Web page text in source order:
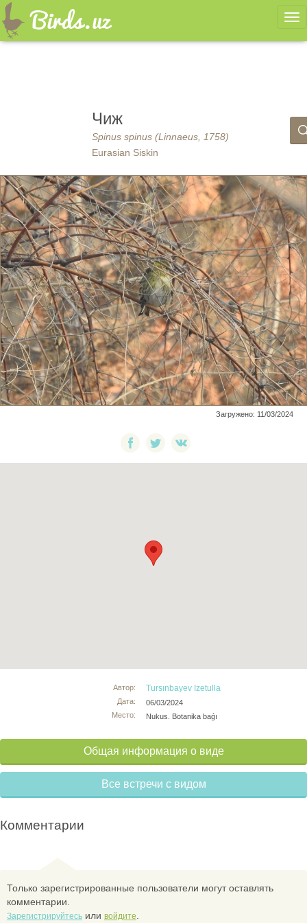
Чиж
Spinus spinus (Linnaeus, 1758)
Eurasian Siskin
Загружено: 11/03/2024
Автор:
Дата:
Место:
Tursınbayev Izetulla
06/03/2024
Nukus. Botanika baǵı
Общая информация о виде
Все встречи с видом
Комментарии
Только зарегистрированные пользователи могут оставлять
комментарии.
Зарегистрируйтесь или войдите